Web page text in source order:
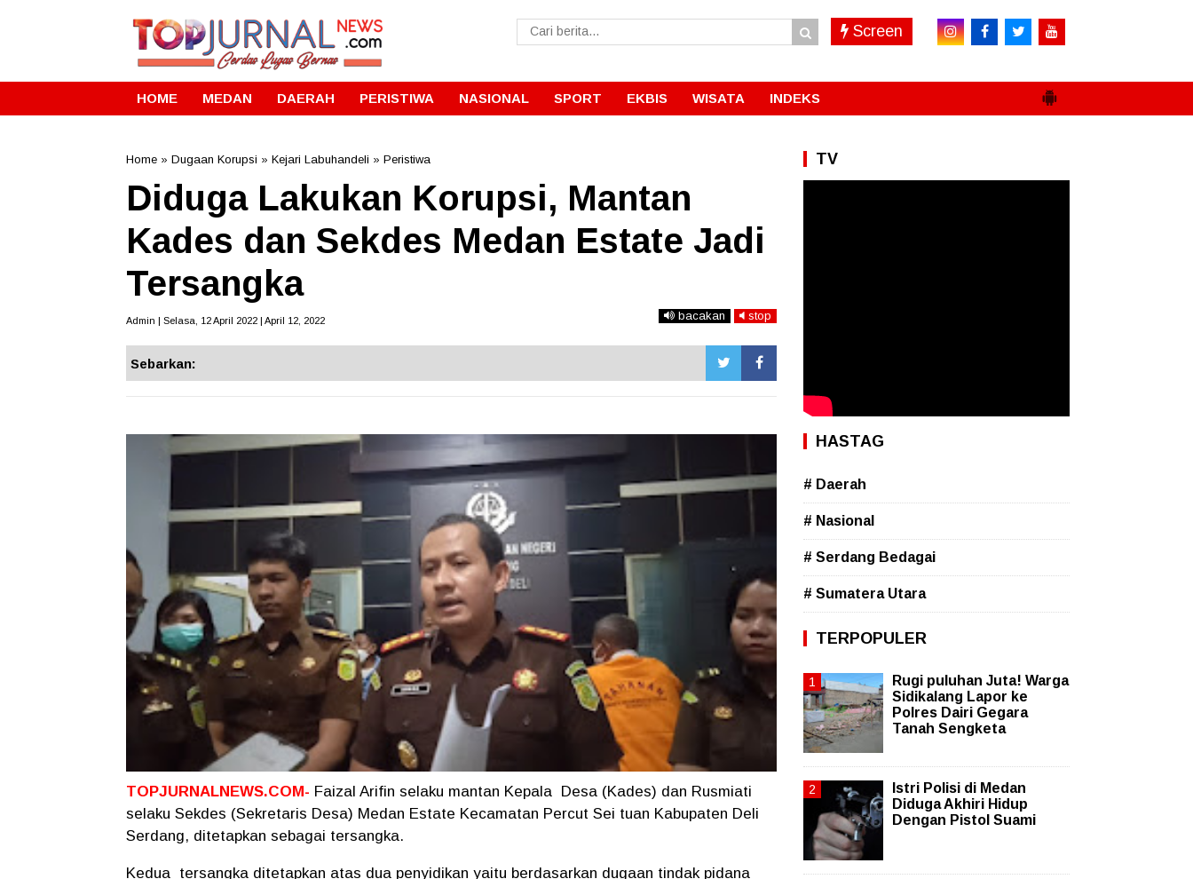
Screen
HOME MEDAN DAERAH PERISTIWA NASIONAL SPORT EKBIS WISATA INDEKS
Home » Dugaan Korupsi » Kejari Labuhandeli » Peristiwa
Diduga Lakukan Korupsi, Mantan
Kades dan Sekdes Medan Estate Jadi
Tersangka
Admin | Selasa, 12 April 2022 | April 12, 2022 bacakan stop
Sebarkan:
TOPJURNALNEWS.COM- Faizal Arifin selaku mantan Kepala Desa (Kades) dan Rusmiati
selaku Sekdes (Sekretaris Desa) Medan Estate Kecamatan Percut Sei tuan Kabupaten Deli
Serdang, ditetapkan sebagai tersangka.
Kedua tersangka ditetapkan atas dua penyidikan yaitu berdasarkan dugaan tindak pidana
TV
HASTAG
# Daerah
# Nasional
# Serdang Bedagai
# Sumatera Utara
TERPOPULER
Rugi puluhan Juta! Warga
Sidikalang Lapor ke
Polres Dairi Gegara
Tanah Sengketa
Istri Polisi di Medan
Diduga Akhiri Hidup
Dengan Pistol Suami